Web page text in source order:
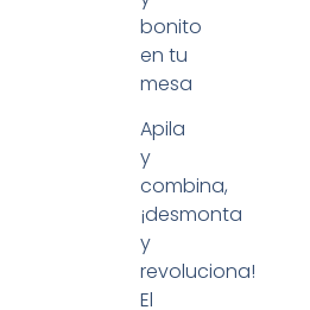
bonito
en tu
mesa
Apila
y
combina,
¡desmonta
y
revoluciona!
El